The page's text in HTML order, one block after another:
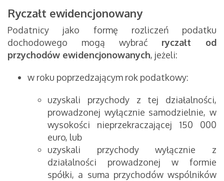
Ryczałt ewidencjonowany
Podatnicy jako formę rozliczeń podatku
dochodowego mogą wybrać ryczałt od
przychodów ewidencjonowanych, jeżeli:
w roku poprzedzającym rok podatkowy:
uzyskali przychody z tej działalności,
prowadzonej wyłącznie samodzielnie, w
wysokości nieprzekraczającej 150 000
euro, lub
uzyskali przychody wyłącznie z
działalności prowadzonej w formie
spółki, a suma przychodów wspólników